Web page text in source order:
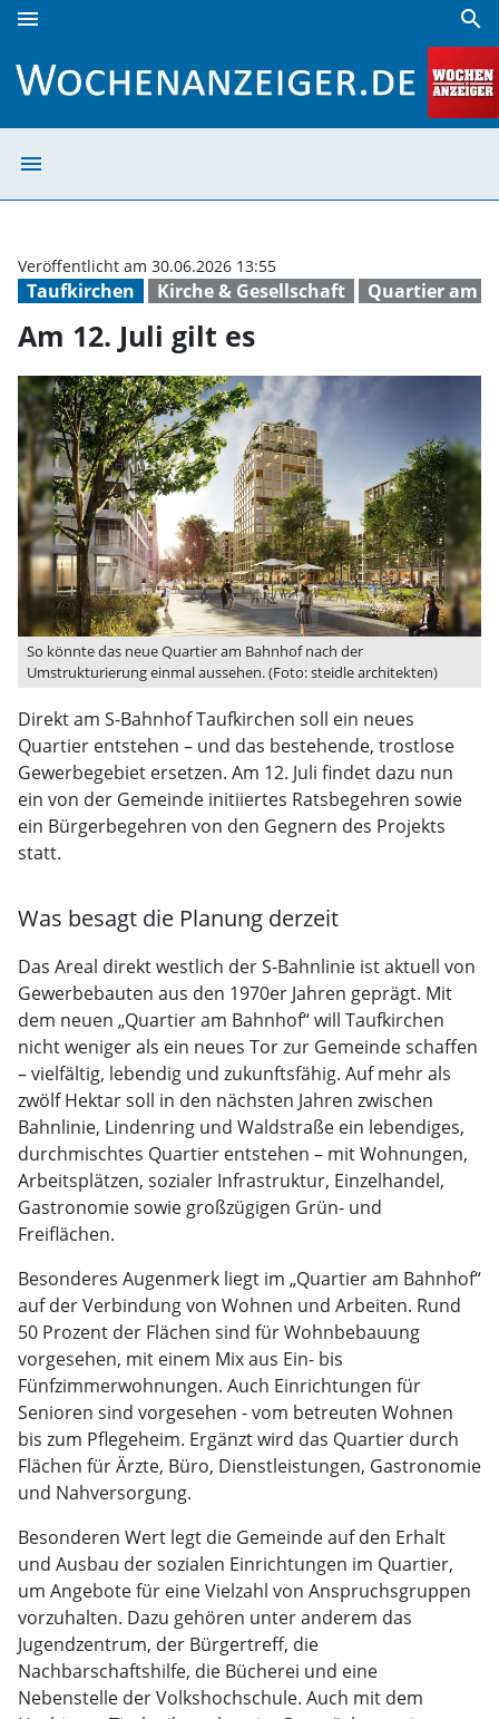
menu search
menu
Taufkirchen Kirche & Gesellschaft Quartier am
Veröffentlicht am 30.06.2026 13:55
Am 12. Juli gilt es
So könnte das neue Quartier am Bahnhof nach der
Umstrukturierung einmal aussehen. (Foto: steidle architekten)
Direkt am S-Bahnhof Taufkirchen soll ein neues
Quartier entstehen – und das bestehende, trostlose
Gewerbegebiet ersetzen. Am 12. Juli findet dazu nun
ein von der Gemeinde initiiertes Ratsbegehren sowie
ein Bürgerbegehren von den Gegnern des Projekts
statt.
Was besagt die Planung derzeit
Das Areal direkt westlich der S-Bahnlinie ist aktuell von
Gewerbebauten aus den 1970er Jahren geprägt. Mit
dem neuen „Quartier am Bahnhof“ will Taufkirchen
nicht weniger als ein neues Tor zur Gemeinde schaffen
– vielfältig, lebendig und zukunftsfähig. Auf mehr als
zwölf Hektar soll in den nächsten Jahren zwischen
Bahnlinie, Lindenring und Waldstraße ein lebendiges,
durchmischtes Quartier entstehen – mit Wohnungen,
Arbeitsplätzen, sozialer Infrastruktur, Einzelhandel,
Gastronomie sowie großzügigen Grün- und
Freiflächen.
Besonderes Augenmerk liegt im „Quartier am Bahnhof“
auf der Verbindung von Wohnen und Arbeiten. Rund
50 Prozent der Flächen sind für Wohnbebauung
vorgesehen, mit einem Mix aus Ein- bis
Fünfzimmerwohnungen. Auch Einrichtungen für
Senioren sind vorgesehen - vom betreuten Wohnen
bis zum Pflegeheim. Ergänzt wird das Quartier durch
Flächen für Ärzte, Büro, Dienstleistungen, Gastronomie
und Nahversorgung.
Besonderen Wert legt die Gemeinde auf den Erhalt
und Ausbau der sozialen Einrichtungen im Quartier,
um Angebote für eine Vielzahl von Anspruchsgruppen
vorzuhalten. Dazu gehören unter anderem das
Jugendzentrum, der Bürgertreff, die
Nachbarschaftshilfe, die Bücherei und eine
Nebenstelle der Volkshochschule. Auch mit dem